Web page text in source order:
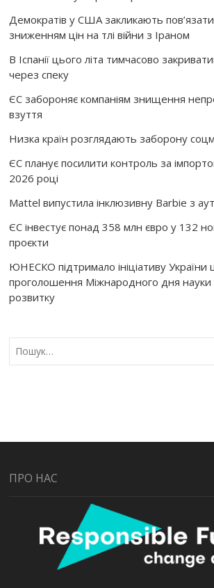
Демократів у США закликають пов’язати
зниженням цін на тлі війни з Іраном
В Іспанії цього літа тимчасово
через спеку
ЄС забороняє компаніям знищення
взуття
Низка країн розглядають заборону
ЄС планує посилити контроль за
2026 році
Mattel випустила інклюзивну Barbie з
ЄС інвестує понад 358 млн євро у 132
проєкти
ЮНЕСКО підтримало ініціативу
проголошення Міжнародного дня науки
розвитку
ПРО НАС